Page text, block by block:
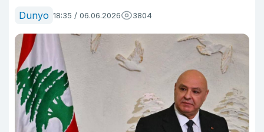
Dunyo 18:35 / 06.06.2026 3804